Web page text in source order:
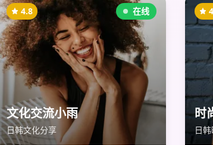
在线
4.8
文化交流小雨
日韩文化分享
时
日